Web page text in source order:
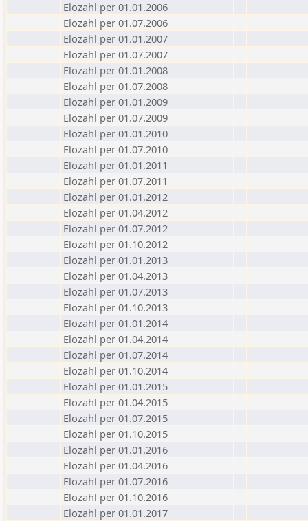
Elozahl per 01.01.2006
Elozahl per 01.07.2006
Elozahl per 01.01.2007
Elozahl per 01.07.2007
Elozahl per 01.01.2008
Elozahl per 01.07.2008
Elozahl per 01.01.2009
Elozahl per 01.07.2009
Elozahl per 01.01.2010
Elozahl per 01.07.2010
Elozahl per 01.01.2011
Elozahl per 01.07.2011
Elozahl per 01.01.2012
Elozahl per 01.04.2012
Elozahl per 01.07.2012
Elozahl per 01.10.2012
Elozahl per 01.01.2013
Elozahl per 01.04.2013
Elozahl per 01.07.2013
Elozahl per 01.10.2013
Elozahl per 01.01.2014
Elozahl per 01.04.2014
Elozahl per 01.07.2014
Elozahl per 01.10.2014
Elozahl per 01.01.2015
Elozahl per 01.04.2015
Elozahl per 01.07.2015
Elozahl per 01.10.2015
Elozahl per 01.01.2016
Elozahl per 01.04.2016
Elozahl per 01.07.2016
Elozahl per 01.10.2016
Elozahl per 01.01.2017